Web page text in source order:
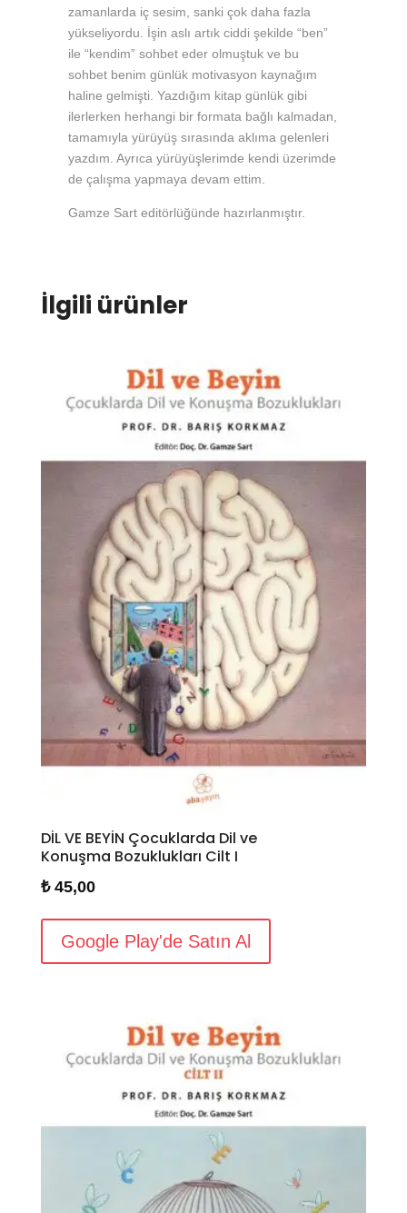
zamanlarda iç sesim, sanki çok daha fazla
yükseliyordu. İşin aslı artık ciddi şekilde “ben”
ile “kendim” sohbet eder olmuştuk ve bu
sohbet benim günlük motivasyon kaynağım
haline gelmişti. Yazdığım kitap günlük gibi
ilerlerken herhangi bir formata bağlı kalmadan,
tamamıyla yürüyüş sırasında aklıma gelenleri
yazdım. Ayrıca yürüyüşlerimde kendi üzerimde
de çalışma yapmaya devam ettim.
Gamze Sart editörlüğünde hazırlanmıştır.
İlgili ürünler
DİL VE BEYİN Çocuklarda Dil ve
Konuşma Bozuklukları Cilt I
₺45,00
Google Play'de Satın Al